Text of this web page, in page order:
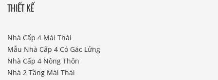
THIẾT KẾ
Nhà Cấp 4 Mái Thái
Mẫu Nhà Cấp 4 Có Gác Lửng
Nhà Cấp 4 Nông Thôn
Nhà 2 Tầng Mái Thái